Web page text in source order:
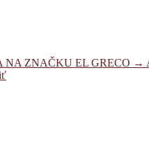
NA ZNAČKU EL GRECO →